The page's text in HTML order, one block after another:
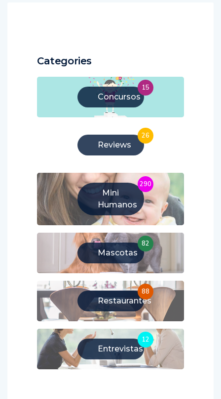
Categories
Concursos
15
Reviews
26
Mini
Humanos
290
Mascotas
82
Restaurantes
88
Entrevistas
12